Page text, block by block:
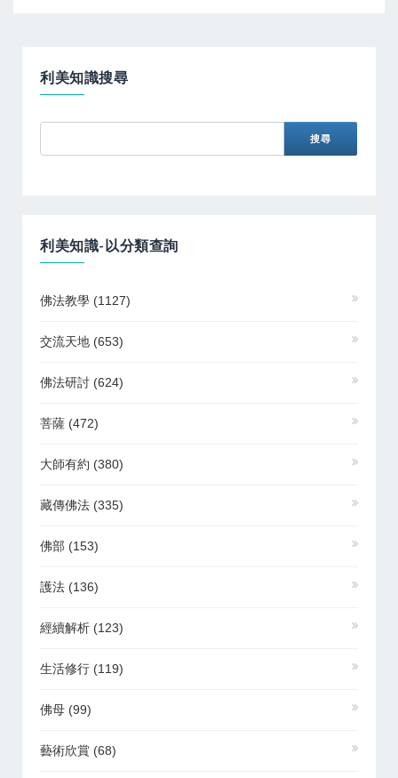
利美知識搜尋
利美知識-以分類查詢
佛法教學 (1127)
交流天地 (653)
佛法研討 (624)
菩薩 (472)
大師有約 (380)
藏傳佛法 (335)
佛部 (153)
護法 (136)
經續解析 (123)
生活修行 (119)
佛母 (99)
藝術欣賞 (68)